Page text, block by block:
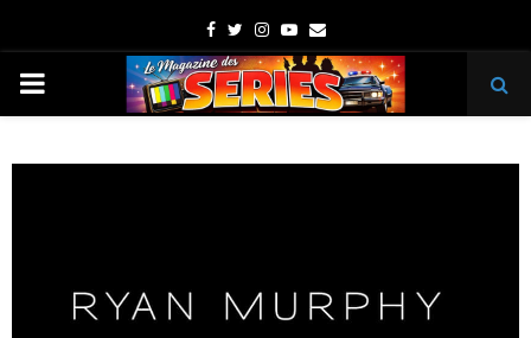
Facebook
TwitterInstagram
Youtube
Email
PRIMARY